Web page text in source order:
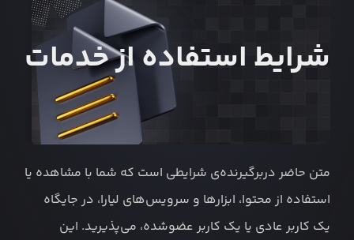
شرایط استفاده از خدمات
متن حاضر دربرگیرنده‌ی شرایطی است که شما با مشاهده یا
استفاده از محتوا، ابزارها و سرویس‌های لیارا، در جایگاه
یک کاربر عادی یا یک کاربر عضوشده، می‌پذیرید. این